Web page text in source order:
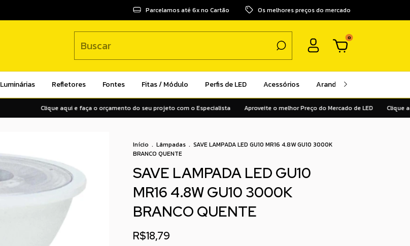
Parcelamos até 6x no Cartão Os melhores preços do mercado
0
Luminárias Refletores Fontes Fitas / Módulo Perfis de LED Acessórios Arandelas
Clique aqui e faça o orçamento do seu projeto com o Especialista Aproveite o melhor Preço do Mercado de LED Clique
Início . Lâmpadas . SAVE LAMPADA LED GU10 MR16 4.8W GU10 3000K
BRANCO QUENTE
SAVE LAMPADA LED GU10
MR16 4.8W GU10 3000K
BRANCO QUENTE
R$18,79